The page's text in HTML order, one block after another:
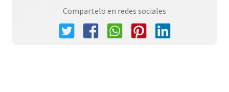
Compartelo en redes sociales